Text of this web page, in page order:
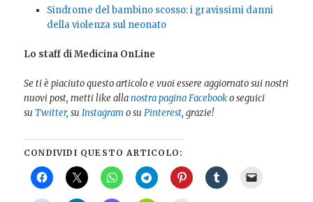
Sindrome del bambino scosso: i gravissimi danni
della violenza sul neonato
Lo staff di Medicina OnLine
Se ti è piaciuto questo articolo e vuoi essere aggiornato sui nostri
nuovi post, metti like allanostra pagina Facebooko seguici
suTwitter, suInstagramo suPinterest, grazie!
CONDIVIDI QUESTO ARTICOLO: